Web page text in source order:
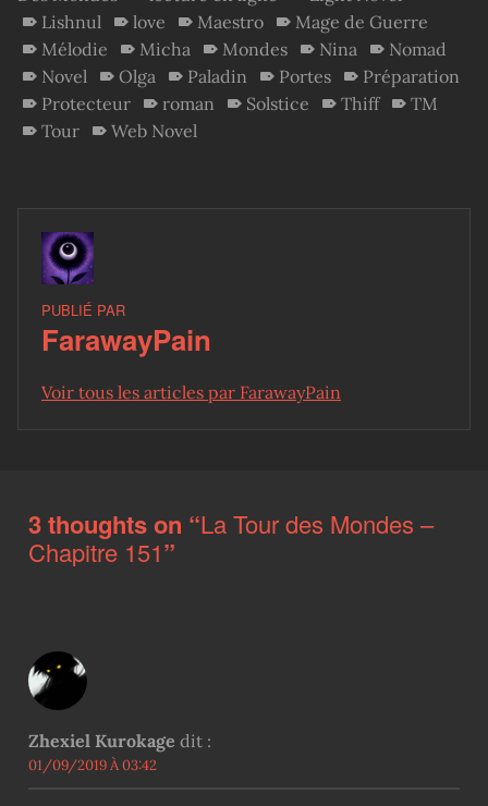
Lishnul
love Maestro
Mage de Guerre
Mélodie
Micha Mondes Nina
Nomad
Novel
Olga Paladin Portes
Préparation
Protecteur
roman Solstice Thiff
TM
Tour
Web Novel
PUBLIÉ PAR
FarawayPain
Voir tous les articles par FarawayPain
3 thoughts on “La Tour des Mondes –
Chapitre 151”
Zhexiel Kurokage dit :
01/09/2019 À 03:42